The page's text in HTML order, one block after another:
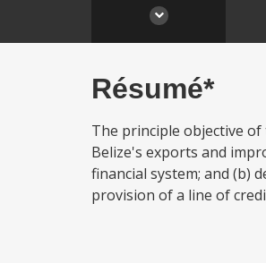
Résumé*
The principle objective
Belize's exports and
financial system; and (b)
provision of a line of